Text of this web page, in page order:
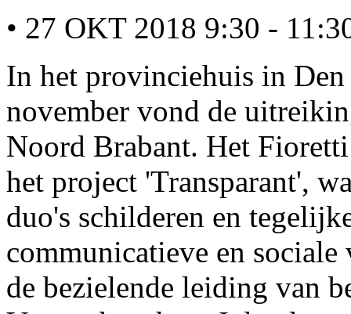
• 27 OKT 2018 9:30 -
In het provinciehuis in
november vond de
Noord Brabant. Het
het project 'Transparant',
duo's schilderen en
communicatieve en
de bezielende leiding van